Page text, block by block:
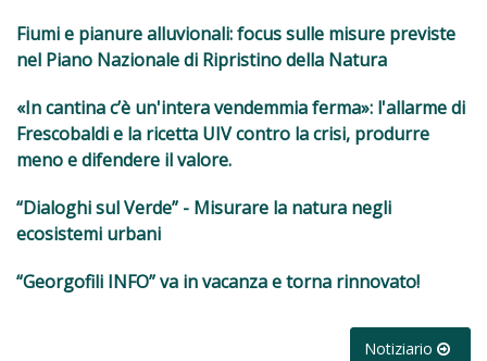
Fiumi e pianure alluvionali: focus sulle misure previste
nel Piano Nazionale di Ripristino della Natura
«In cantina c’è un'intera vendemmia ferma»: l'allarme di
Frescobaldi e la ricetta UIV contro la crisi, produrre
meno e difendere il valore.
“Dialoghi sul Verde” - Misurare la natura negli
ecosistemi urbani
“Georgofili INFO” va in vacanza e torna rinnovato!
Notiziario